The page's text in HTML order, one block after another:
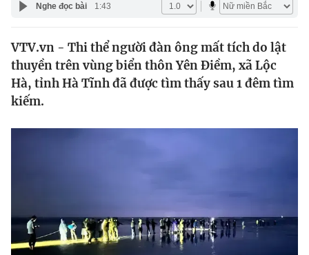
Thế giới
Tin tức
Thế giới đó đây
Phim VTV
Hậu trường
Giải trí
Giáo dục
Nghe đọc bài 1:43
VTV.vn - Thi thể người đàn ông mất tích do lật
thuyền trên vùng biển thôn Yên Điềm, xã Lộc
Hà, tỉnh Hà Tĩnh đã được tìm thấy sau 1 đêm tìm
kiếm.